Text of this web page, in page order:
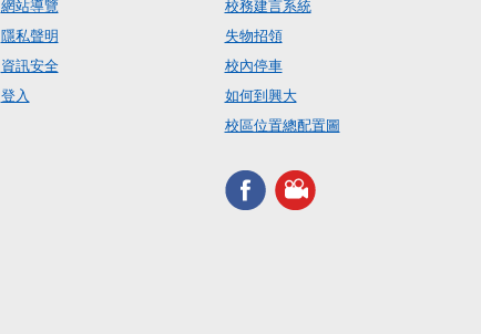
網站導覽
隱私聲明
資訊安全
登入
校務建言系統
失物招領
校內停車
如何到興大
校區位置總配置圖